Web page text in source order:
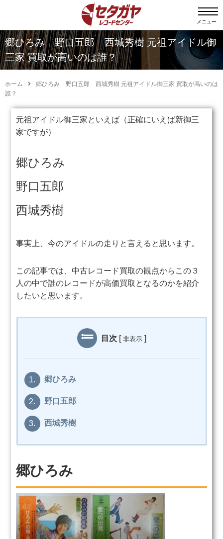
メニュー
郷ひろみ 野口五郎 西城秀樹 元祖アイドル御
三家 買取が高いのは誰？
ホーム
郷ひろみ 野口五郎 西城秀樹 元祖アイドル御三家 買取が高いのは
誰？
元祖アイドル御三家といえば（正確にいえば新御三
家ですが）
郷ひろみ
野口五郎
西城秀樹
事実上、今のアイドルの走りと言えると思います。
この記事では、中古レコード買取の観点から この３
人の中で誰のレコードが高価買取となるのかを紹介
したいと思います。
目次 [ 非表示 ]
1. 郷ひろみ
2. 野口五郎
3. 西城秀樹
郷ひろみ